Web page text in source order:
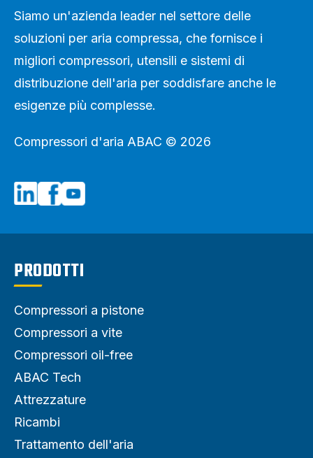
Siamo un'azienda leader nel settore delle
soluzioni per aria compressa, che fornisce i
migliori compressori, utensili e sistemi di
distribuzione dell'aria per soddisfare anche le
esigenze più complesse.
Compressori d'aria ABAC © 2026
PRODOTTI
Compressori a pistone
Compressori a vite
Compressori oil-free
ABAC Tech
Attrezzature
Ricambi
Trattamento dell'aria